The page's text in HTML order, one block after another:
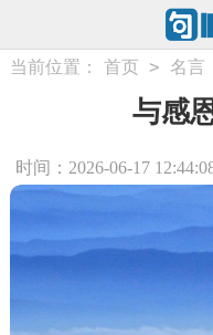
当前位置： 首页 > 名言
与感
时间：2026-06-17